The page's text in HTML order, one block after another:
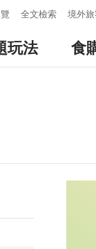
全文檢索 境外
玩法 食